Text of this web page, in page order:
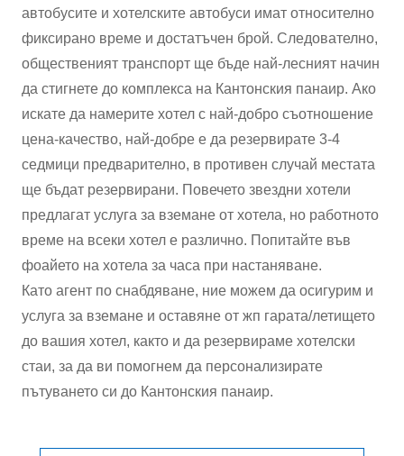
автобусите и хотелските автобуси имат относително
фиксирано време и достатъчен брой. Следователно,
общественият транспорт ще бъде най-лесният начин
да стигнете до комплекса на Кантонския панаир. Ако
искате да намерите хотел с най-добро съотношение
цена-качество, най-добре е да резервирате 3-4
седмици предварително, в противен случай местата
ще бъдат резервирани. Повечето звездни хотели
предлагат услуга за вземане от хотела, но работното
време на всеки хотел е различно. Попитайте във
фоайето на хотела за часа при настаняване.
Като агент по снабдяване, ние можем да осигурим и
услуга за вземане и оставяне от жп гарата/летището
до вашия хотел, както и да резервираме хотелски
стаи, за да ви помогнем да персонализирате
пътуването си до Кантонския панаир.